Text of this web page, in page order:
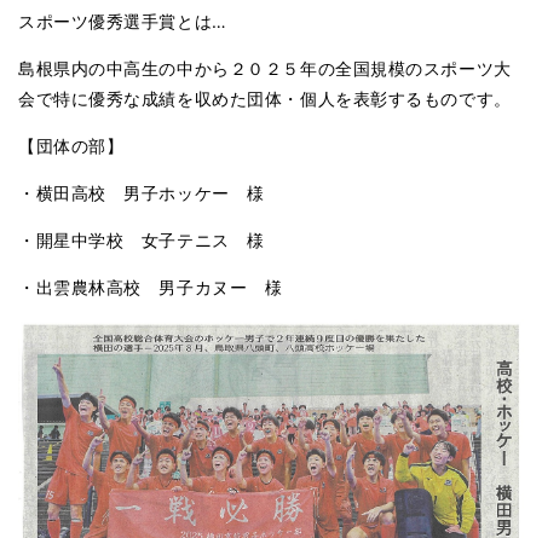
スポーツ優秀選手賞とは…
島根県内の中高生の中から２０２５年の全国規模のスポーツ大
会で特に優秀な成績を収めた団体・個人を表彰するものです。
【団体の部】
・横田高校 男子ホッケー 様
・開星中学校 女子テニス 様
・出雲農林高校 男子カヌー 様